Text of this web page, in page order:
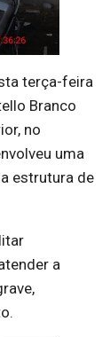
terça-feira
Branco
no
uma
estrutura de
a